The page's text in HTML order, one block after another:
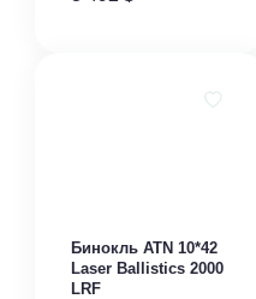
Бинокль ATN 10*42
Laser Ballistics 2000
LRF